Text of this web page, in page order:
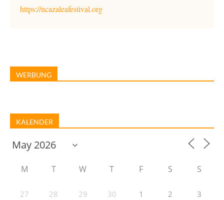
https://ncazaleafestival.org
WERBUNG
KALENDER
M T W T F S S
27 28 29 30 1 2 3